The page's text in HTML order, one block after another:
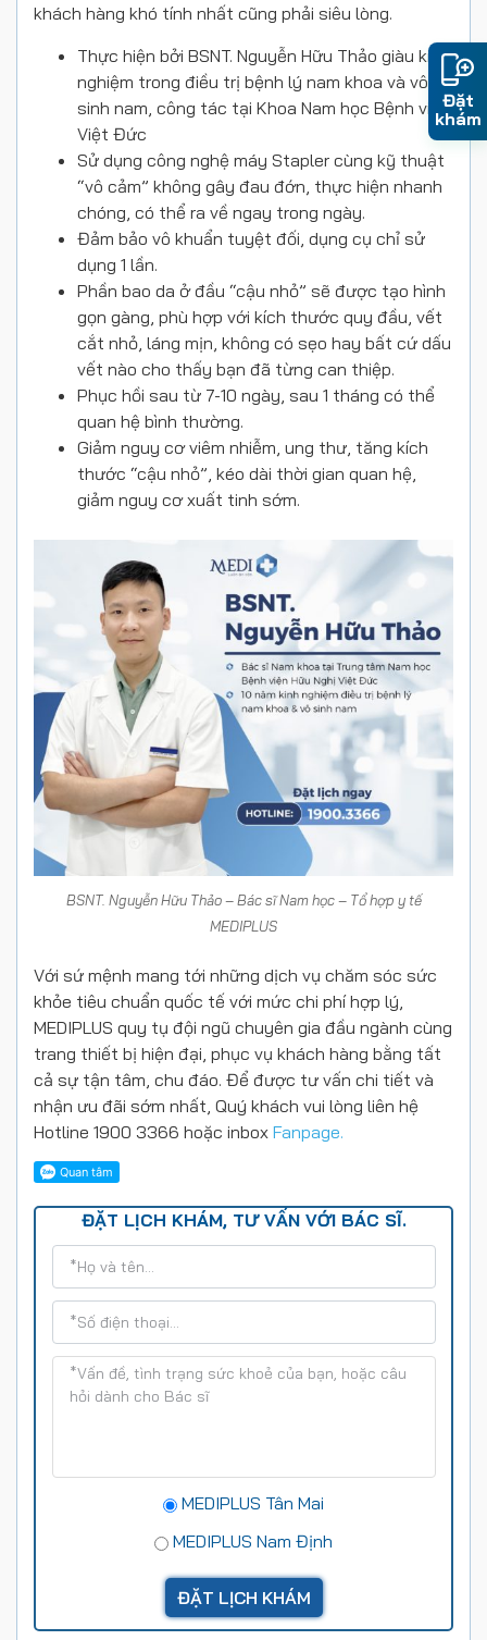
khách hàng khó tính nhất cũng phải siêu lòng.
️Thực hiện bởi BSNT. Nguyễn Hữu Thảo giàu kinh
nghiệm trong điều trị bệnh lý nam khoa và vô
sinh nam, công tác tại Khoa Nam học Bệnh viện
Việt Đức
️Sử dụng công nghệ máy Stapler cùng kỹ thuật
“vô cảm” không gây đau đớn, thực hiện nhanh
chóng, có thể ra về ngay trong ngày.
Đảm bảo vô khuẩn tuyệt đối, dụng cụ chỉ sử
dụng 1 lần.
️Phần bao da ở đầu “cậu nhỏ” sẽ được tạo hình
gọn gàng, phù hợp với kích thước quy đầu, vết
cắt nhỏ, láng mịn, không có sẹo hay bất cứ dấu
vết nào cho thấy bạn đã từng can thiệp.
️Phục hồi sau từ 7-10 ngày, sau 1 tháng có thể
quan hệ bình thường.
️Giảm nguy cơ viêm nhiễm, ung thư, tăng kích
thước “cậu nhỏ”, kéo dài thời gian quan hệ,
giảm nguy cơ xuất tinh sớm.
BSNT. Nguyễn Hữu Thảo – Bác sĩ Nam học – Tổ hợp y tế
MEDIPLUS
Với sứ mệnh mang tới những dịch vụ chăm sóc sức
khỏe tiêu chuẩn quốc tế với mức chi phí hợp lý,
MEDIPLUS quy tụ đội ngũ chuyên gia đầu ngành cùng
trang thiết bị hiện đại, phục vụ khách hàng bằng tất
cả sự tận tâm, chu đáo. Để được tư vấn chi tiết và
nhận ưu đãi sớm nhất, Quý khách vui lòng liên hệ
Hotline 1900 3366 hoặc inbox Fanpage.
ĐẶT LỊCH KHÁM, TƯ VẤN VỚI BÁC SĨ.
MEDIPLUS Tân Mai
MEDIPLUS Nam Định
Đặt
khám